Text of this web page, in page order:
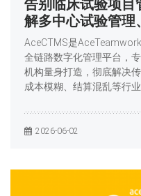
告别临床试验项
解多中心试验管理
AceCTMS是
全链路数字化管理平台，
机构量身打造，彻底解决
成本模糊、结算混乱等行业
2026-06-02